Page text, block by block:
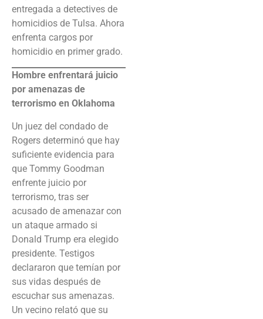
entregada a detectives de
homicidios de Tulsa. Ahora
enfrenta cargos por
homicidio en primer grado.
Hombre enfrentará juicio
por amenazas de
terrorismo en Oklahoma
Un juez del condado de
Rogers determinó que hay
suficiente evidencia para
que Tommy Goodman
enfrente juicio por
terrorismo, tras ser
acusado de amenazar con
un ataque armado si
Donald Trump era elegido
presidente. Testigos
declararon que temían por
sus vidas después de
escuchar sus amenazas.
Un vecino relató que su